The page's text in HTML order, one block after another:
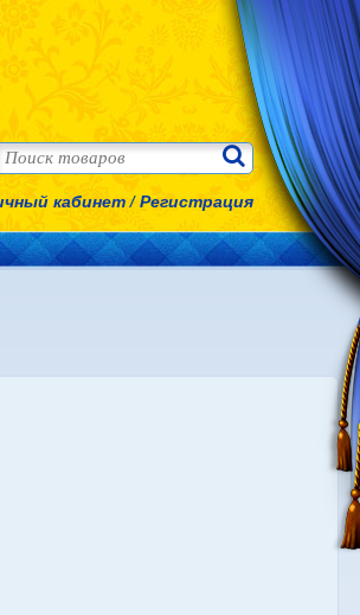
кабинет/Регистрация